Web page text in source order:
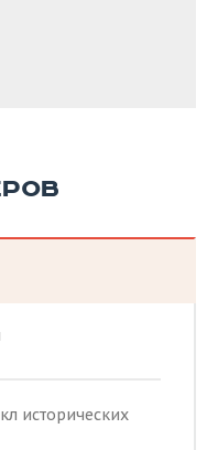
исторических